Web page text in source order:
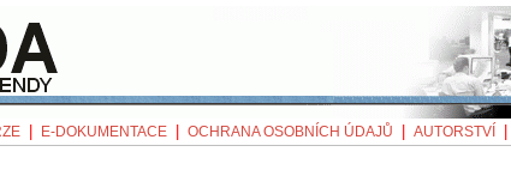
E-DOKUMENTACE OCHRANA OSOBNÍCH ÚDAJŮ AUTORSTVÍ